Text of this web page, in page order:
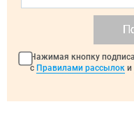
Нажимая кнопку
с Правилами рассылок и